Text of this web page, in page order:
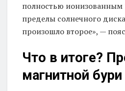
полностью ионизованным
пределы солнечного
произошло второе», —
Что в итоге?
магнитной бури